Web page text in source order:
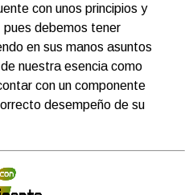
con unos principios y
pues debemos tener
en sus manos asuntos
nuestra esencia como
con un componente
desempeño de su